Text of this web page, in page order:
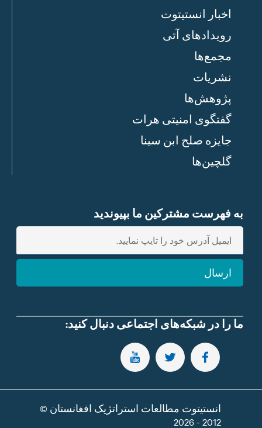
اخبار انستیتوت
رویدادهای آتی
مجمع‌ها
نشریات
پژوهش‌ها
گفتگوی امنیتی هرات
جایزه صلح ابن سینا
گلچین‌ها
به فهرست مشترکین ما بپیوندید
E
t
m
ارسال
ما را در شبکه‌های اجتماعی دنبال کنید:
FOLLOW US ON FACEBOOK
FOLLOW US ON TWITTER
SUBSCRIBE TO OUR YOUTUBE CHANNEL
انستیتوت مطالعات استراتژیک افغانستان ©
2012 - 2026